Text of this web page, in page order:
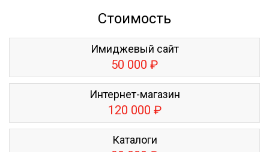
Стоимость
Имиджевый сайт
50 000 ₽
Интернет-магазин
120 000 ₽
Каталоги